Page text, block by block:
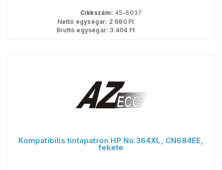
Cikkszám: 45-6037
Nettó egységár: 2 680Ft
Bruttó egységár: 3 404 Ft
Kompatibilis tintapatron HP No.364XL, CN684EE,
fekete